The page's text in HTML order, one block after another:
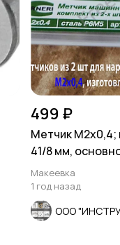
499 ₽
Метчик М2х0,4;
41/8 мм,
шлифованный.
Макеевка
1 год назад
ООО